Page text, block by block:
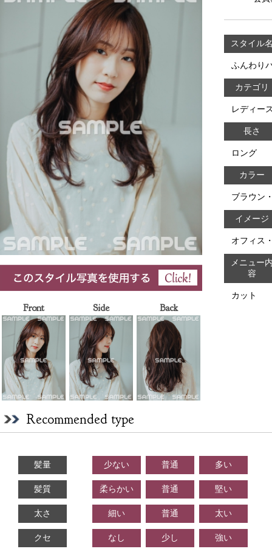
Front Side Back
スタイル
ふんわり
カテゴリ
レディー
長さ
ロング
カラー
ブラウン
イメージ
オフィス
メニュー
容
カット
Recommended type
髪量 少ない 普通 多い
髪質 柔らかい 普通 堅い
太さ 細い 普通 太い
クセ なし 少し 強い